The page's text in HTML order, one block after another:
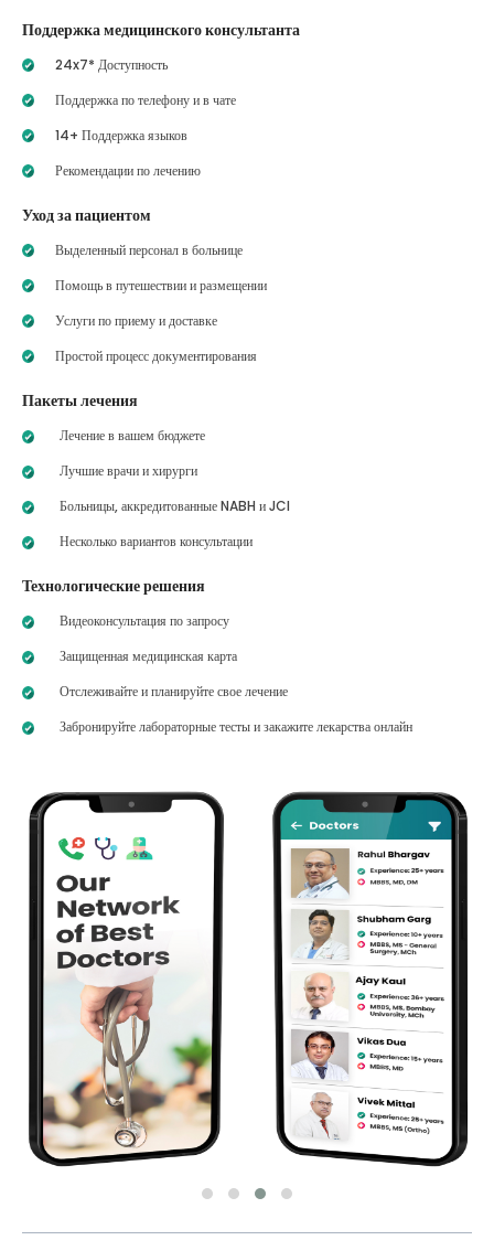
Поддержка медицинского консультанта
24x7* Доступность
Поддержка по телефону и в чате
14+ Поддержка языков
Рекомендации по лечению
Уход за пациентом
Выделенный персонал в больнице
Помощь в путешествии и размещении
Услуги по приему и доставке
Простой процесс документирования
Пакеты лечения
Лечение в вашем бюджете
Лучшие врачи и хирурги
Больницы, аккредитованные NABH и JCI
Несколько вариантов консультации
Технологические решения
Видеоконсультация по запросу
Защищенная медицинская карта
Отслеживайте и планируйте свое лечение
Забронируйте лабораторные тесты и закажите лекарства онлайн